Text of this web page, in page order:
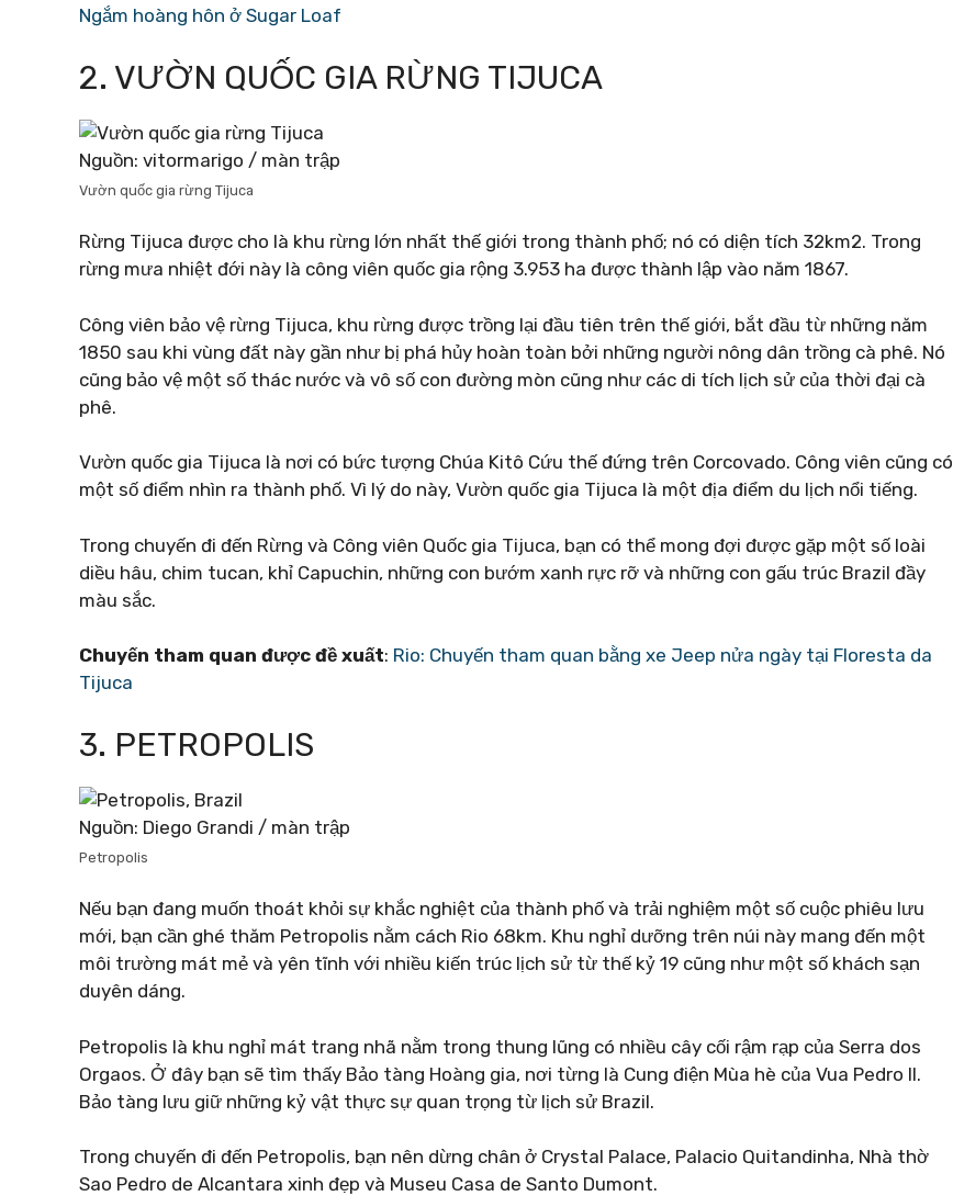
Ngắm hoàng hôn ở Sugar Loaf
2. VƯỜN QUỐC GIA RỪNG TIJUCA
Nguồn: vitormarigo / màn trập
Vườn quốc gia rừng Tijuca
Rừng Tijuca được cho là khu rừng lớn nhất thế giới trong thành phố; nó có diện tích 32km2. Trong
rừng mưa nhiệt đới này là công viên quốc gia rộng 3.953 ha được thành lập vào năm 1867.
Công viên bảo vệ rừng Tijuca, khu rừng được trồng lại đầu tiên trên thế giới, bắt đầu từ những năm
1850 sau khi vùng đất này gần như bị phá hủy hoàn toàn bởi những người nông dân trồng cà phê. Nó
cũng bảo vệ một số thác nước và vô số con đường mòn cũng như các di tích lịch sử của thời đại cà
phê.
Vườn quốc gia Tijuca là nơi có bức tượng Chúa Kitô Cứu thế đứng trên Corcovado. Công viên cũng có
một số điểm nhìn ra thành phố. Vì lý do này, Vườn quốc gia Tijuca là một địa điểm du lịch nổi tiếng.
Trong chuyến đi đến Rừng và Công viên Quốc gia Tijuca, bạn có thể mong đợi được gặp một số loài
diều hâu, chim tucan, khỉ Capuchin, những con bướm xanh rực rỡ và những con gấu trúc Brazil đầy
màu sắc.
Chuyến tham quan được đề xuất: Rio: Chuyến tham quan bằng xe Jeep nửa ngày tại Floresta da
Tijuca
3. PETROPOLIS
Nguồn: Diego Grandi / màn trập
Petropolis
Nếu bạn đang muốn thoát khỏi sự khắc nghiệt của thành phố và trải nghiệm một số cuộc phiêu lưu
mới, bạn cần ghé thăm Petropolis nằm cách Rio 68km. Khu nghỉ dưỡng trên núi này mang đến một
môi trường mát mẻ và yên tĩnh với nhiều kiến ​​trúc lịch sử từ thế kỷ 19 cũng như một số khách sạn
duyên dáng.
Petropolis là khu nghỉ mát trang nhã nằm trong thung lũng có nhiều cây cối rậm rạp của Serra dos
Orgaos. Ở đây bạn sẽ tìm thấy Bảo tàng Hoàng gia, nơi từng là Cung điện Mùa hè của Vua Pedro II.
Bảo tàng lưu giữ những kỷ vật thực sự quan trọng từ lịch sử Brazil.
Trong chuyến đi đến Petropolis, bạn nên dừng chân ở Crystal Palace, Palacio Quitandinha, Nhà thờ
Sao Pedro de Alcantara xinh đẹp và Museu Casa de Santo Dumont.